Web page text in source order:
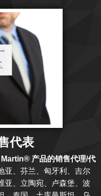
代表
产品的销售代理/代
亚、芬兰、匈牙利、吉尔
亚、立陶宛、卢森堡、波